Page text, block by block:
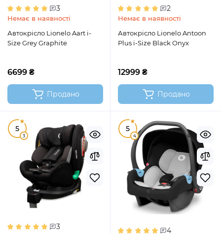
3
Немає в наявності
Автокрісло Lionelo Aart i-
Size Grey Graphite
6699 ₴
Продано
2
Немає в наявності
Автокрісло Lionelo Antoon
Plus i-Size Black Onyx
12999 ₴
Продано
5
3
3
5
4
4